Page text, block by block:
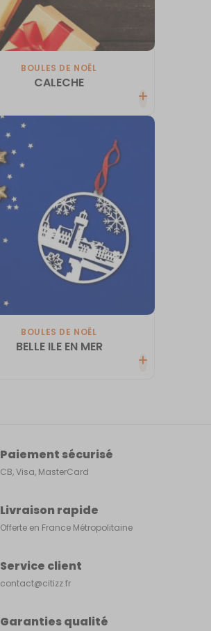
BOULES DE NOËL
CALECHE
BOULES DE NOËL
BELLE ILE EN MER
Paiement sécurisé
CB, Visa, MasterCard
Livraison rapide
Offerte en France Métropolitaine
Service client
contact@citizz.fr
Garanties qualité